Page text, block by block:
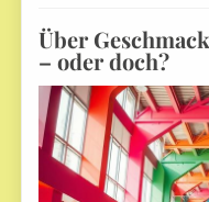
Über
– oder doch?